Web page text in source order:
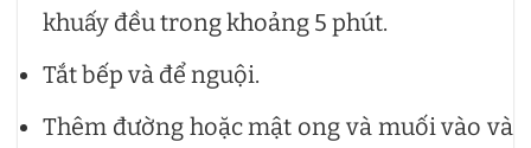
khuấy đều trong khoảng 5 phút.
Tắt bếp và để nguội.
Thêm đường hoặc mật ong và muối vào và